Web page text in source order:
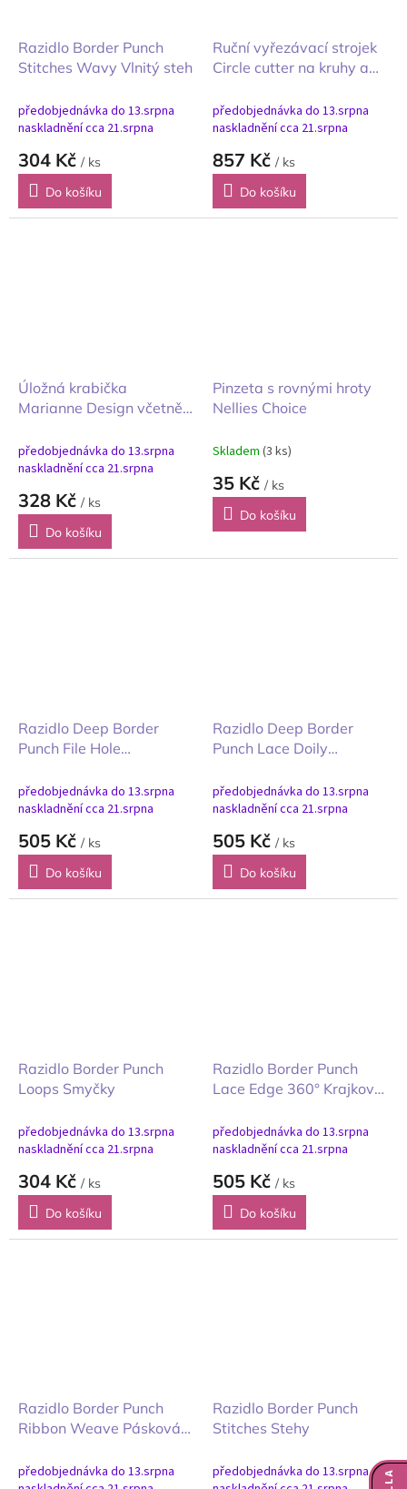
Razidlo Border Punch
Stitches Wavy Vlnitý steh
předobjednávka do 13.srpna
naskladnění cca 21.srpna
304 Kč / ks
Do košíku
Ruční vyřezávací strojek
Circle cutter na kruhy a
podložka
předobjednávka do 13.srpna
naskladnění cca 21.srpna
857 Kč / ks
Do košíku
Úložná krabička
Marianne Design včetně
předobjednávka do 13.srpna
naskladnění cca 21.srpna
328 Kč / ks
Do košíku
Pinzeta s rovnými hroty
Nellies Choice
Skladem (3 ks)
35 Kč / ks
Do košíku
Razidlo Deep Border
Punch File Hole
předobjednávka do 13.srpna
naskladnění cca 21.srpna
505 Kč / ks
Do košíku
Razidlo Deep Border
Punch Lace Doily
předobjednávka do 13.srpna
naskladnění cca 21.srpna
505 Kč / ks
Do košíku
Razidlo Border Punch
Loops Smyčky
předobjednávka do 13.srpna
naskladnění cca 21.srpna
304 Kč / ks
Do košíku
Razidlo Border Punch
Lace Edge 360° Krajkový
předobjednávka do 13.srpna
naskladnění cca 21.srpna
505 Kč / ks
Do košíku
Razidlo Border Punch
Ribbon Weave Pásková
předobjednávka do 13.srpna
Razidlo Border Punch
Stitches Stehy
předobjednávka do 13.srpna